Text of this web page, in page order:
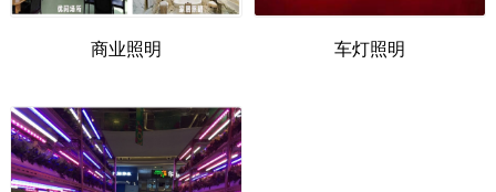
务！
商业照明 车灯照明